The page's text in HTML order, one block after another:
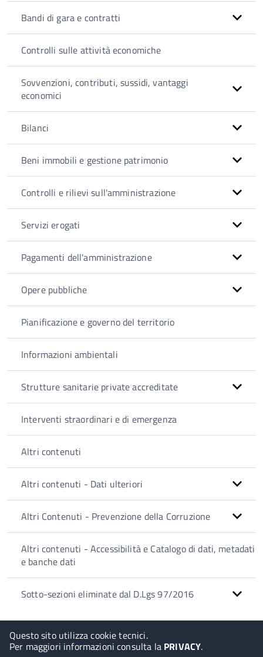
Questo sito utilizza cookie tecnici.
Per maggiori informazioni consulta la PRIVACY.
Bandi di gara e contratti
Controlli sulle attività economiche
Sovvenzioni, contributi, sussidi, vantaggi
economici
Bilanci
Beni immobili e gestione patrimonio
Controlli e rilievi sull'amministrazione
Servizi erogati
Pagamenti dell'amministrazione
Opere pubbliche
Pianificazione e governo del territorio
Informazioni ambientali
Strutture sanitarie private accreditate
Interventi straordinari e di emergenza
Altri contenuti
Altri contenuti - Dati ulteriori
Altri Contenuti - Prevenzione della Corruzione
Altri contenuti - Accessibilità e Catalogo di dati, metadati
e banche dati
Sotto-sezioni eliminate dal D.Lgs 97/2016